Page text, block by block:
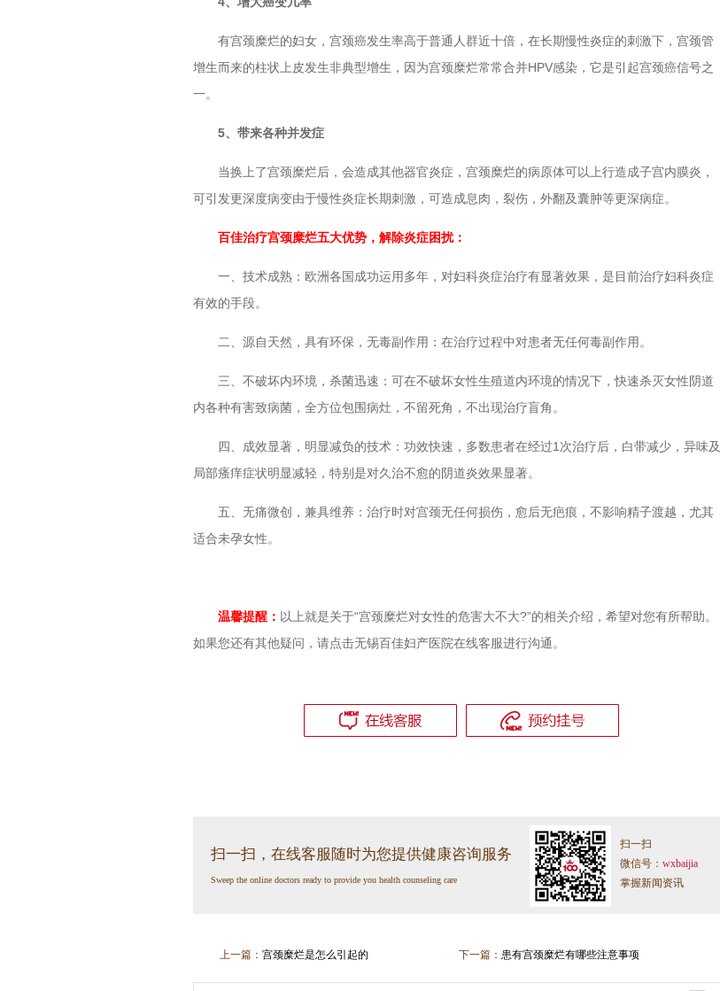
有宫颈糜烂的妇女，宫颈癌发生率高于普通人群近十倍，在长期慢性炎症的刺激下，宫颈管
增生而来的柱状上皮发生非典型增生，因为宫颈糜烂常常合并HPV感染，它是引起宫颈癌信号之
一。
5、带来各种并发症
当换上了宫颈糜烂后，会造成其他器官炎症，宫颈糜烂的病原体可以上行造成子宫内膜炎，
可引发更深度病变由于慢性炎症长期刺激，可造成息肉，裂伤，外翻及囊肿等更深病症。
百佳治疗宫颈糜烂五大优势，解除炎症困扰：
一、技术成熟：欧洲各国成功运用多年，对妇科炎症治疗有显著效果，是目前治疗妇科炎症
有效的手段。
二、源自天然，具有环保，无毒副作用：在治疗过程中对患者无任何毒副作用。
三、不破坏内环境，杀菌迅速：可在不破坏女性生殖道内环境的情况下，快速杀灭女性阴道
内各种有害致病菌，全方位包围病灶，不留死角，不出现治疗盲角。
四、成效显著，明显减负的技术：功效快速，多数患者在经过1次治疗后，白带减少，异味及
局部瘙痒症状明显减轻，特别是对久治不愈的阴道炎效果显著。
五、无痛微创，兼具维养：治疗时对宫颈无任何损伤，愈后无疤痕，不影响精子渡越，尤其
适合未孕女性。
温馨提醒： 以上就是关于“宫颈糜烂对女性的危害大不大?”的相关介绍，希望对您有所帮助。
如果您还有其他疑问，请点击无锡百佳妇产医院在线客服进行沟通。
扫一扫，在线客服随时为您提供健康咨询服务
Sweep the online doctors ready to provide you health counseling care
扫一扫
微信号： wxbaijia
掌握新闻资讯
上一篇： 宫颈糜烂是怎么引起的 下一篇： 患有宫颈糜烂有哪些注意事项